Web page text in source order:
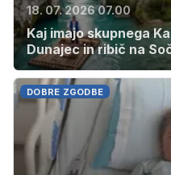
18. 07. 2026 07.00
Kaj imajo skupnega
Dunajec in ribič na
DOBRE ZGODBE